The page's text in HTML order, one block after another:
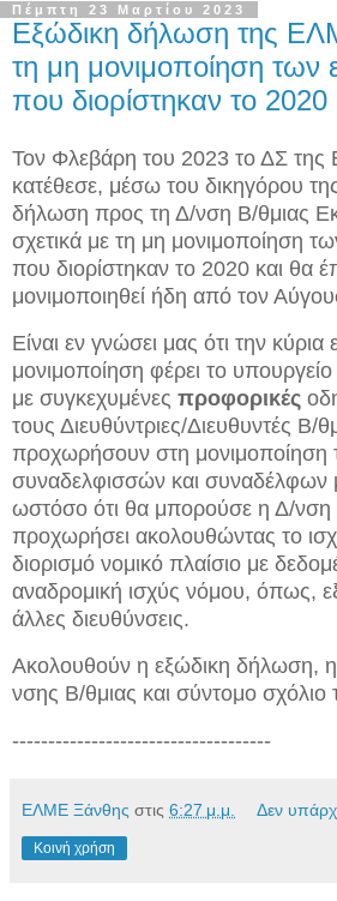
Πέμπτη 23 Μαρτίου 2023
Εξώδικη δήλωση της
τη μη μονιμοποίηση των
που διορίστηκαν το 2020
Τον Φλεβάρη του 2023 το ΔΣ
κατέθεσε, μέσω του δικηγόρου
δήλωση προς τη Δ/νση Β/θμιας
σχετικά με τη μη μονιμοποίηση
που διορίστηκαν το 2020 και θα
μονιμοποιηθεί ήδη από τον
Είναι εν γνώσει μας ότι την κύρια
μονιμοποίηση φέρει το
με συγκεχυμένες προφορικές
τους Διευθύντριες/Διευθυντές Β/
προχωρήσουν στη μονιμοποίηση
συναδελφισσών και συναδέλφων
ωστόσο ότι θα μπορούσε η Δ/νση
προχωρήσει ακολουθώντας το
διορισμό νομικό πλαίσιο με
αναδρομική ισχύς νόμου, όπως,
άλλες διευθύνσεις.
Ακολουθούν η εξώδικη δήλωση,
νσης Β/θμιας και σύντομο
------------------------------------
ΕΛΜΕ Ξάνθης στις 6:27 μ.μ. Δεν
Κοινή χρήση